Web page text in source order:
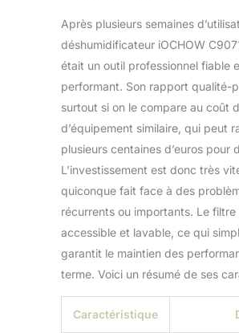
Après plusieurs semaines
déshumidificateur iOCHOW
était un outil professionnel fiable
performant. Son rapport qualité-
surtout si on le compare au coût
d’équipement similaire, qui peut
plusieurs centaines d’euros pour
L’investissement est donc très
quiconque fait face à des
récurrents ou importants. Le
accessible et lavable, ce qui
garantit le maintien des
terme. Voici un résumé de ses
Caractéristique